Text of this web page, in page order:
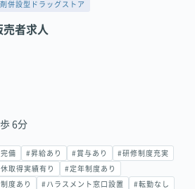
併設型ドラッグストア
売者求人
6分
備 #昇給あり #賞与あり #研修制度充実
取得実績有り #定年制度あり
度あり #ハラスメント窓口設置 #転勤なし